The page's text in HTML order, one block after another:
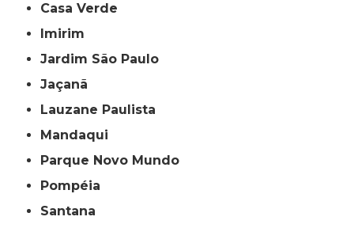
Casa Verde
Imirim
Jardim São Paulo
Jaçanã
Lauzane Paulista
Mandaqui
Parque Novo Mundo
Pompéia
Santana